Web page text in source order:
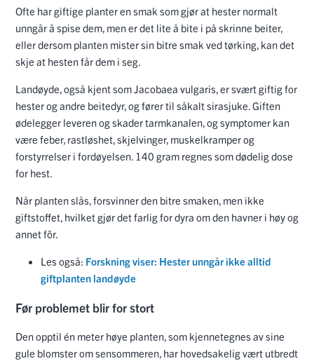
Ofte har giftige planter en smak som gjør at hester normalt
unngår å spise dem, men er det lite å bite i på skrinne beiter,
eller dersom planten mister sin bitre smak ved tørking, kan det
skje at hesten får dem i seg.
Landøyde, også kjent som Jacobaea vulgaris, er svært giftig for
hester og andre beitedyr, og fører til såkalt sirasjuke. Giften
ødelegger leveren og skader tarmkanalen, og symptomer kan
være feber, rastløshet, skjelvinger, muskelkramper og
forstyrrelser i fordøyelsen. 140 gram regnes som dødelig dose
for hest.
Når planten slås, forsvinner den bitre smaken, men ikke
giftstoffet, hvilket gjør det farlig for dyra om den havner i høy og
annet fôr.
Les også: Forskning viser: Hester unngår ikke alltid
giftplanten landøyde
Før problemet blir for stort
Den opptil én meter høye planten, som kjennetegnes av sine
gule blomster om sensommeren, har hovedsakelig vært utbredt